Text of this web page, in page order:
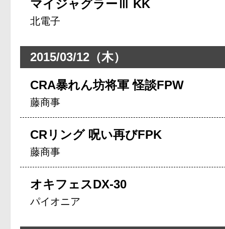
マイジャグラーⅢ KK
北電子
2015/03/12（木）
CRA暴れん坊将軍 怪談FPW
藤商事
CRリング 呪い再びFPK
藤商事
オキフェスDX-30
パイオニア